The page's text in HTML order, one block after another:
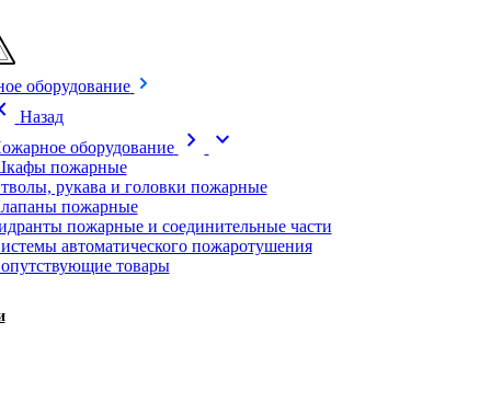
оборудование
Назад
оборудование
chevron_right expand_more
пожарные
рукава и головки пожарные
пожарные
пожарные и соединительные части
автоматического пожаротушения
товары